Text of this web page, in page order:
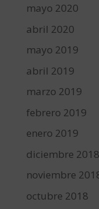
mayo 2020
abril 2020
mayo 2019
abril 2019
marzo 2019
febrero 2019
enero 2019
diciembre 2018
noviembre
octubre 2018